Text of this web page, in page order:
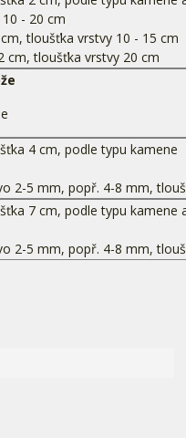
- 20 cm
tloušťka vrstvy 10 - 15 cm
cm, tloušťka vrstvy 20 cm
4 cm, podle typu kamene
2-5 mm, popř. 4-8 mm,
7 cm, podle typu kamene
2-5 mm, popř. 4-8 mm,